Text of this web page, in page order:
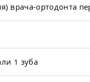
врача-ортодонта
1 зуба